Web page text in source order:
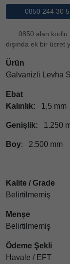
0850 244 30
0850 alan kodlu
dışında ek bir ücret
Ürün
Galvanizli Levha
Ebat
Kalınlık:
1,5 mm
Genişlik: 1.250
Boy: 2.500 mm
Kalite / Grade
Belirtilmemiş
Menşe
Belirtilmemiş
Ödeme Şekli
Havale / EFT